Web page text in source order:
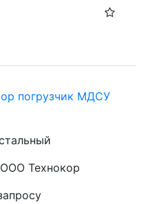
погрузчик МДСУ
ООО Технокор